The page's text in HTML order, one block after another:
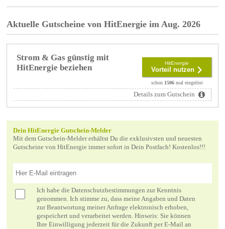
Aktuelle Gutscheine von HitEnergie im Aug. 2026
Strom & Gas günstig mit
HitEnergie beziehen
HitEnergie
Vorteil nutzen
schon 1506mal eingelöst
Details zum Gutschein
Dein HitEnergie Gutschein-Melder
Mit dem Gutschein-Melder erhältst Du die exklusivsten und neuesten
Gutscheine von HitEnergie immer sofort in Dein Postfach! Kostenlos!!!
Ich habe die Datenschutzbestimmungen zur Kenntnis
genommen. Ich stimme zu, dass meine Angaben und Daten
zur Beantwortung meiner Anfrage elektronisch erhoben,
gespeichert und verarbeitet werden. Hinweis: Sie können
Ihre Einwilligung jederzeit für die Zukunft per E-Mail an